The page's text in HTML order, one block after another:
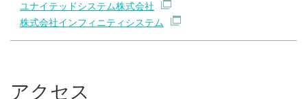
ユナイテッドシステム株式会社
株式会社インフィニティシステム
アクセス